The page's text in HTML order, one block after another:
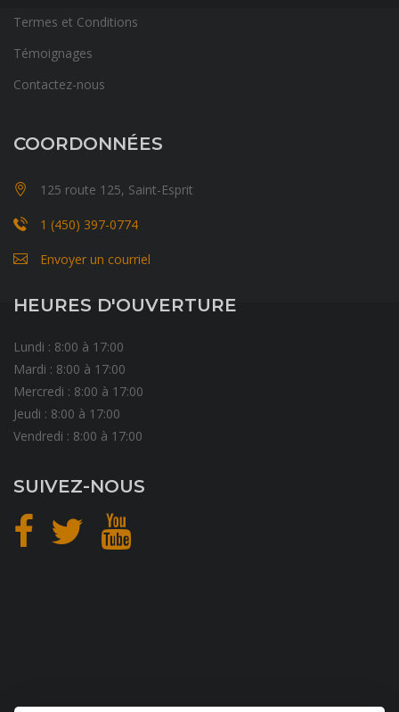
Termes et Conditions
Témoignages
Contactez-nous
COORDONNÉES
125 route 125, Saint-Esprit
1 (450) 397-0774
Envoyer un courriel
HEURES D'OUVERTURE
Lundi : 8:00 à 17:00
Mardi : 8:00 à 17:00
Mercredi : 8:00 à 17:00
Jeudi : 8:00 à 17:00
Vendredi : 8:00 à 17:00
SUIVEZ-NOUS